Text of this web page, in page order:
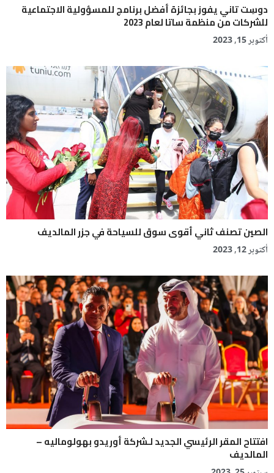
دوسِت تاني يفوز بجائزة أفضل برنامج للمسؤولية الاجتماعية
للشركات من منظمة ساتا لعام 2023
أكتوبر 15, 2023
الصين تصنف ثاني أقوى سوق للسياحة في جزر المالديف
أكتوبر 12, 2023
افتتاح المقر الرئيسي الجديد لـشركة أوريدو بهولوماليه –
المالديف